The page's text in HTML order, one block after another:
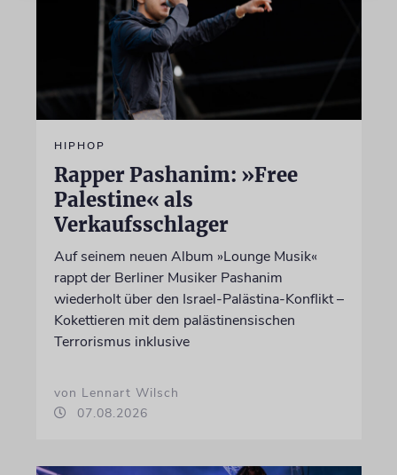
HIPHOP
Rapper Pashanim: »Free
Palestine« als
Verkaufsschlager
Auf seinem neuen Album »Lounge Musik«
rappt der Berliner Musiker Pashanim
wiederholt über den Israel-Palästina-Konflikt –
Kokettieren mit dem palästinensischen
Terrorismus inklusive
von Lennart Wilsch
07.08.2026